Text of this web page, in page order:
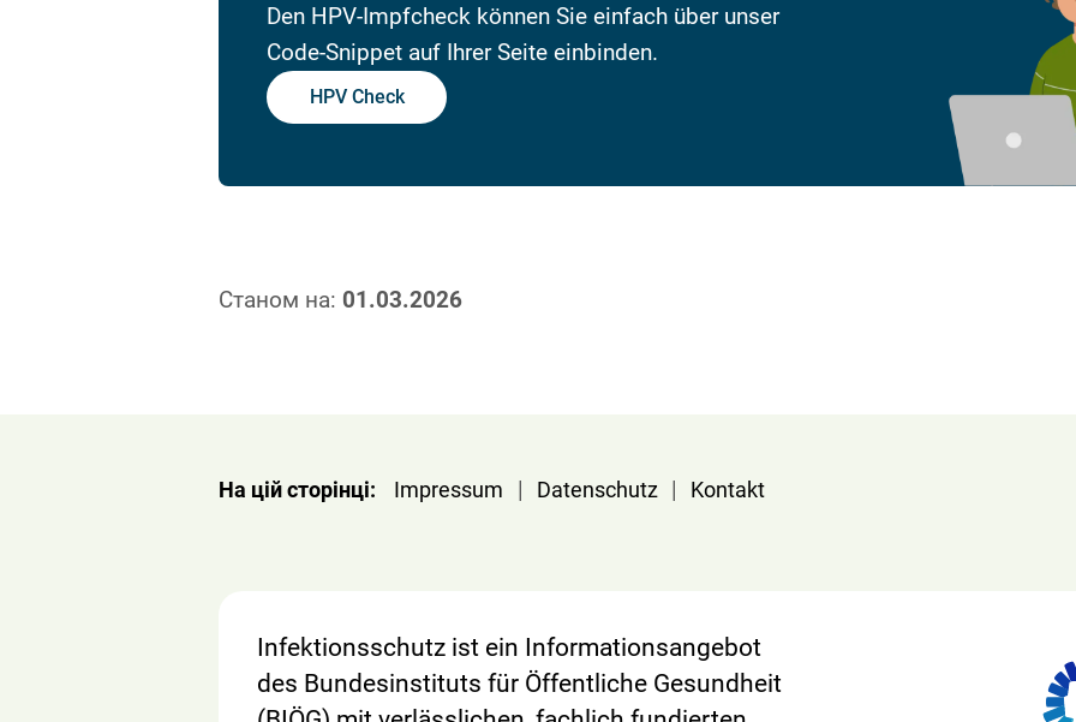
Den HPV-Impfcheck können Sie einfach über unser
Code-Snippet auf Ihrer Seite einbinden.
HPV Check
Станом на: 01.03.2026
На цій сторінці: Impressum | Datenschutz | Kontakt
Infektionsschutz ist ein Informationsangebot
des Bundesinstituts für Öffentliche Gesundheit